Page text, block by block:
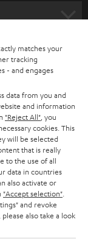
matches your
tracking
- and engages
data from you and
and information
"Reject All" , you
cookies. This
will be selected
that is really
to the use of all
data in countries
also activate or
"Accept selection"
and revoke
also take a look